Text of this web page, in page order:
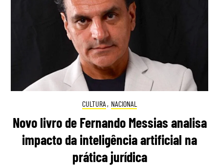
CULTURA , NACIONAL
Novo livro de Fernando Messias analisa
impacto da inteligência artificial na
prática jurídica